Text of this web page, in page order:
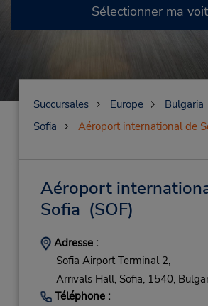
Sélectionner ma
Succursales Europe
Bulgaria
Sofia
Aéroport international de
Aéroport
Sofia (SOF)
Adresse :
Sofia Airport Terminal 2,
Arrivals Hall, Sofia, 1540,
Téléphone :